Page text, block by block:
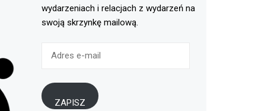
wydarzeniach i relacjach z wydarzeń na
swoją skrzynkę mailową.
ZAPISZ